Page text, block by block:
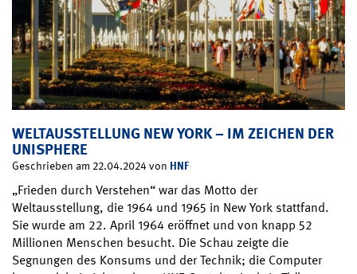
WELTAUSSTELLUNG NEW YORK – IM ZEICHEN DER
UNISPHERE
Geschrieben am 22.04.2024 von HNF
„Frieden durch Verstehen“ war das Motto der
Weltausstellung, die 1964 und 1965 in New York stattfand.
Sie wurde am 22. April 1964 eröffnet und von knapp 52
Millionen Menschen besucht. Die Schau zeigte die
Segnungen des Konsums und der Technik; die Computer